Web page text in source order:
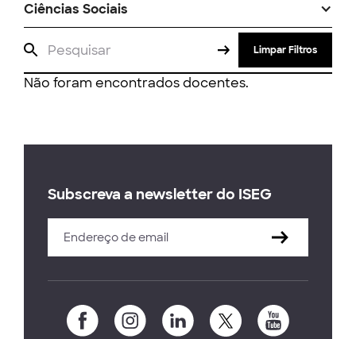
Ciências Sociais
Limpar Filtros
Não foram encontrados docentes.
Subscreva a newsletter do ISEG